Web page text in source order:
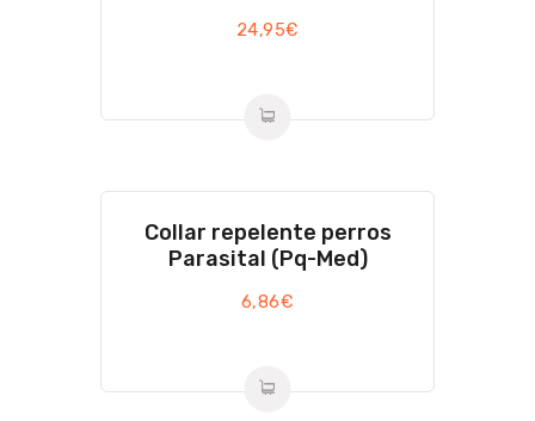
24,95€
Collar repelente perros
Parasital (Pq-Med)
6,86€